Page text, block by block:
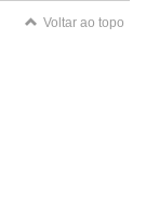
Voltar ao topo